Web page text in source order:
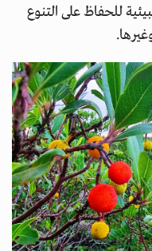
للحفاظ على التنوع